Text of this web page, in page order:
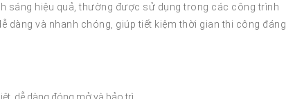
sáng hiệu quả, thường được sử dụng trong các công trình
dàng và nhanh chóng, giúp tiết kiệm thời gian thi công đáng